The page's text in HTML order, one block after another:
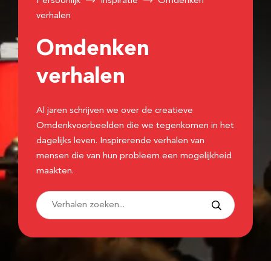
verhalen
Omdenken
verhalen
Al jaren schrijven we over de creatieve
Omdenkvoorbeelden die we tegenkomen in het
dagelijks leven. Inspirerende verhalen van
mensen die van hun probleem een mogelijkheid
maakten.